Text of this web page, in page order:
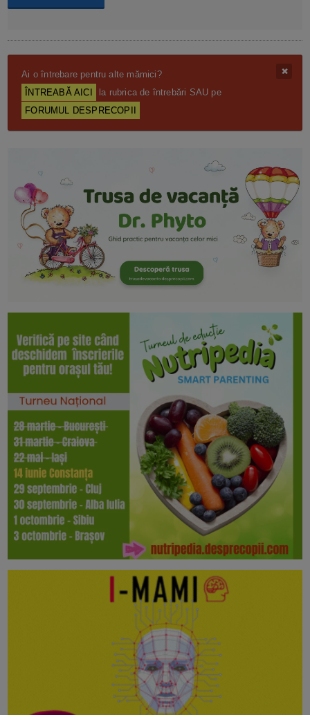
Ai o întrebare pentru alte mămici?
ÎNTREABĂ AICI
la rubrica de întrebări SAU pe
FORUMUL DESPRECOPII